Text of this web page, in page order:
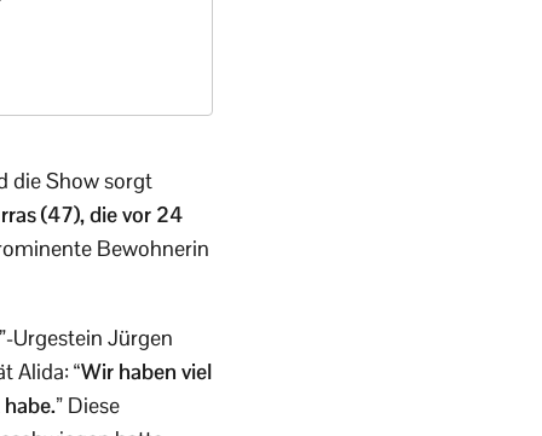
die Show sorgt
(47), die vor 24
Bewohnerin
Urgestein Jürgen
Alida: “Wir haben viel
Diese